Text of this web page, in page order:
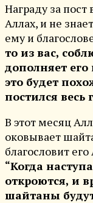
Награду за пост
Аллах, и не
ему и
то из вас,
дополняет
это будет
постился весь
В этот месяц
оковывает
благословит
“Когда
откроются, и
шайтаны